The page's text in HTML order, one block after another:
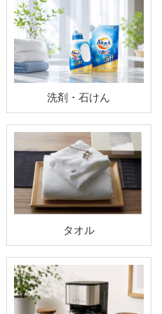
洗剤・石けん
タオル